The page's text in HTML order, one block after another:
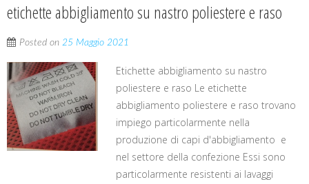
etichette abbigliamento su nastro poliestere e raso
Posted on 25 Maggio 2021
Etichette abbigliamento su nastro
poliestere e raso Le etichette
abbigliamento poliestere e raso trovano
impiego particolarmente nella
produzione di capi d'abbigliamento e
nel settore della confezione Essi sono
particolarmente resistenti ai lavaggi